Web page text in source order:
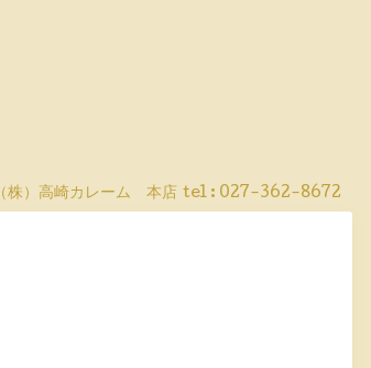
（株）高崎カレーム 本店 tel : 027-362-8672